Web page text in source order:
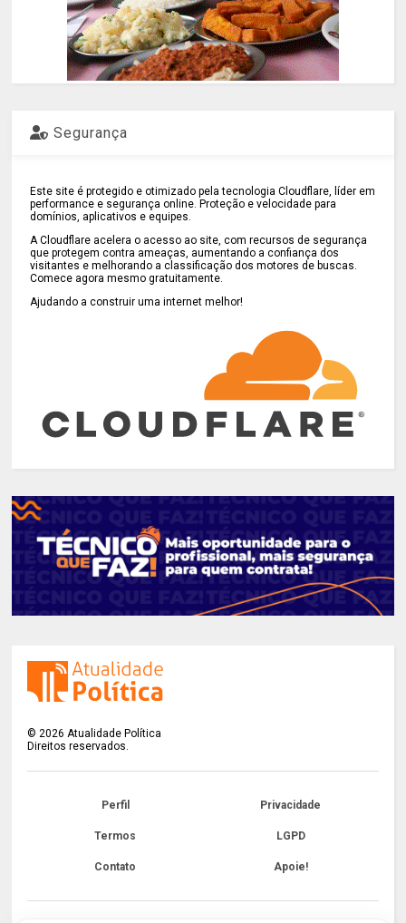
Segurança
Este site é protegido e otimizado pela tecnologia Cloudflare, líder em
performance e segurança online. Proteção e velocidade para
domínios, aplicativos e equipes.
A Cloudflare acelera o acesso ao site, com recursos de segurança
que protegem contra ameaças, aumentando a confiança dos
visitantes e melhorando a classificação dos motores de buscas.
Comece agora mesmo gratuitamente.
Ajudando a construir uma internet melhor!
©2026 Atualidade Política
Direitos reservados.
Perfil Privacidade
Termos LGPD
Contato Apoie!